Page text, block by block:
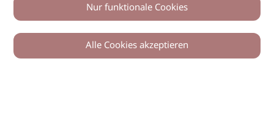
0
Nur funktionale Cookies
Alle Cookies akzeptieren